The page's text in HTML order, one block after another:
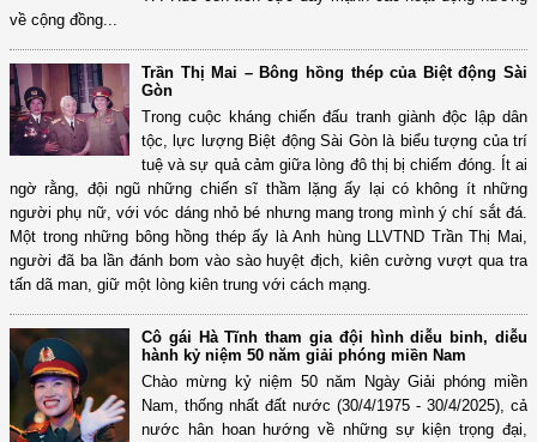
về cộng đồng...
Trần Thị Mai – Bông hồng thép của Biệt động Sài
Gòn
Trong cuộc kháng chiến đấu tranh giành độc lập dân
tộc, lực lượng Biệt động Sài Gòn là biểu tượng của trí
tuệ và sự quả cảm giữa lòng đô thị bị chiếm đóng. Ít ai
ngờ rằng, đội ngũ những chiến sĩ thầm lặng ấy lại có không ít những
người phụ nữ, với vóc dáng nhỏ bé nhưng mang trong mình ý chí sắt đá.
Một trong những bông hồng thép ấy là Anh hùng LLVTND Trần Thị Mai,
người đã ba lần đánh bom vào sào huyệt địch, kiên cường vượt qua tra
tấn dã man, giữ một lòng kiên trung với cách mạng.
Cô gái Hà Tĩnh tham gia đội hình diễu binh, diễu
hành kỷ niệm 50 năm giải phóng miền Nam
Chào mừng kỷ niệm 50 năm Ngày Giải phóng miền
Nam, thống nhất đất nước (30/4/1975 - 30/4/2025), cả
nước hân hoan hướng về những sự kiện trọng đại,